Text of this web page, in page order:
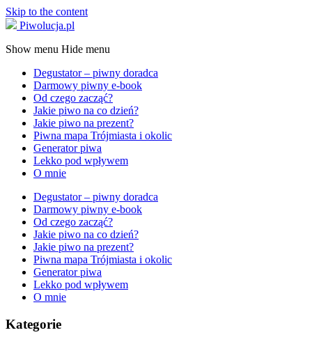
Skip to the content
Piwolucja.pl
Show menu Hide menu
Degustator – piwny doradca
Darmowy piwny e-book
Od czego zacząć?
Jakie piwo na co dzień?
Jakie piwo na prezent?
Piwna mapa Trójmiasta i okolic
Generator piwa
Lekko pod wpływem
O mnie
Degustator – piwny doradca
Darmowy piwny e-book
Od czego zacząć?
Jakie piwo na co dzień?
Jakie piwo na prezent?
Piwna mapa Trójmiasta i okolic
Generator piwa
Lekko pod wpływem
O mnie
Kategorie